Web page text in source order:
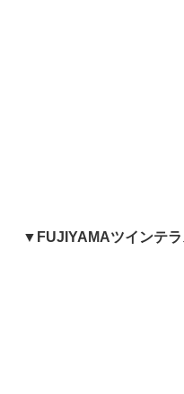
▼FUJIYAMAツインテ